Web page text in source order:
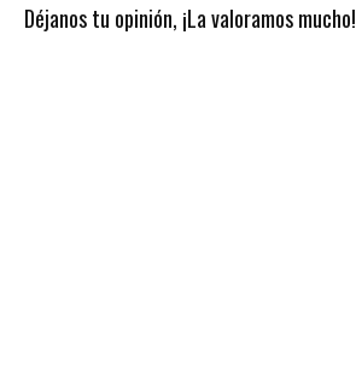
Déjanos tu opinión, ¡La valoramos mucho!